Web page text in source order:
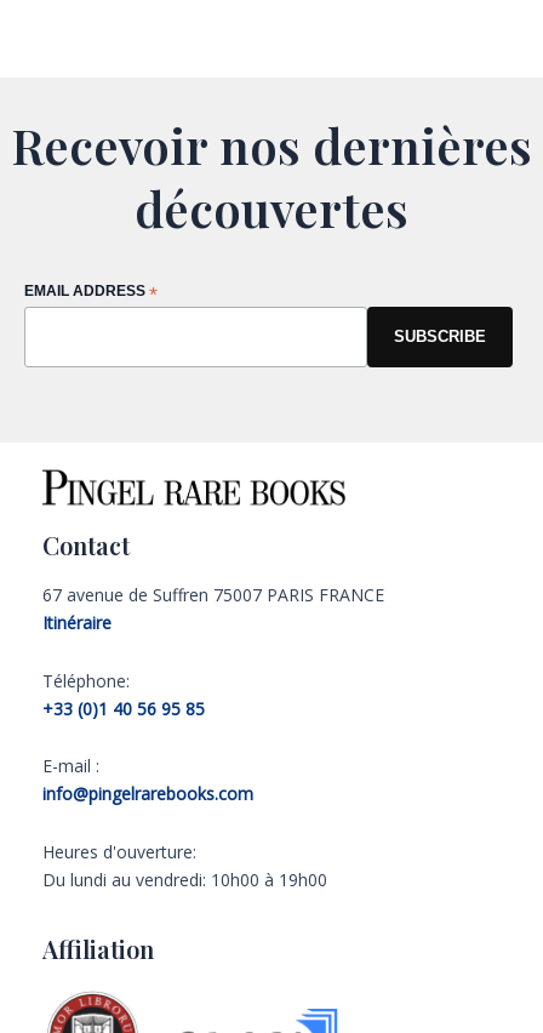
Recevoir nos dernières
découvertes
EMAIL ADDRESS *
Contact
67 avenue de Suffren 75007 PARIS FRANCE
Itinéraire
Téléphone:
+33 (0)1 40 56 95 85
E-mail :
info@pingelrarebooks.com
Heures d'ouverture:
Du lundi au vendredi: 10h00 à 19h00
Affiliation